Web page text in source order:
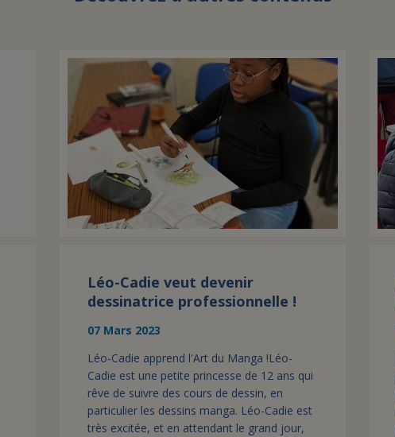
Léo-Cadie veut devenir
dessinatrice professionnelle !
07 Mars 2023
Léo-Cadie apprend l'Art du Manga !Léo-
Cadie est une petite princesse de 12 ans qui
rêve de suivre des cours de dessin, en
particulier les dessins manga. Léo-Cadie est
très excitée, et en attendant le grand jour,